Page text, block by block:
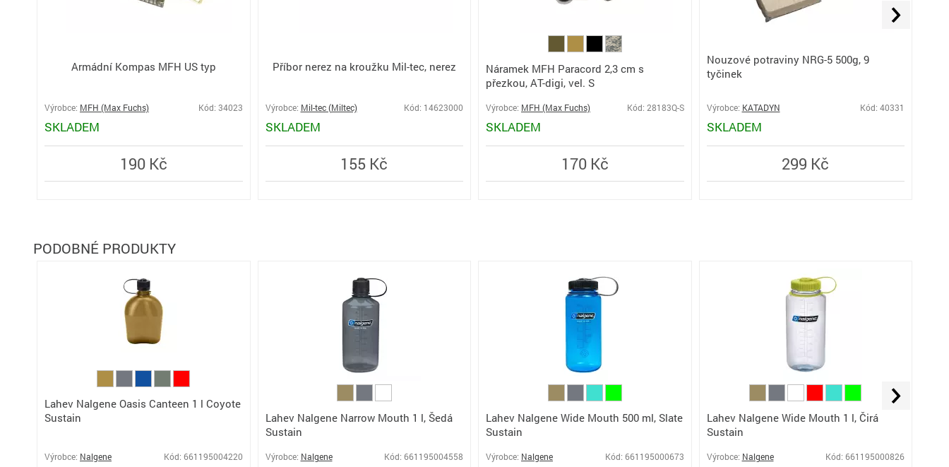
Armádní Kompas MFH US typ
Výrobce: MFH (Max Fuchs) Kód: 34023
SKLADEM
190 Kč
Příbor nerez na kroužku Mil-tec, nerez
Výrobce: Mil-tec (Miltec) Kód: 14623000
SKLADEM
155 Kč
Náramek MFH Paracord 2,3 cm s
přezkou, AT-digi, vel. S
Výrobce: MFH (Max Fuchs) Kód: 28183Q-S
SKLADEM
170 Kč
Nouzové potraviny NRG-5 500g, 9
tyčinek
Výrobce: KATADYN Kód: 40331
SKLADEM
299 Kč
PODOBNÉ PRODUKTY
Lahev Nalgene Oasis Canteen 1 l Coyote
Sustain
Výrobce: Nalgene Kód: 661195004220
Lahev Nalgene Narrow Mouth 1 l, Šedá
Sustain
Výrobce: Nalgene Kód: 661195004558
Lahev Nalgene Wide Mouth 500 ml, Slate
Sustain
Výrobce: Nalgene Kód: 661195000673
Lahev Nalgene Wide Mouth 1 l, Čirá
Sustain
Výrobce: Nalgene Kód: 661195000826